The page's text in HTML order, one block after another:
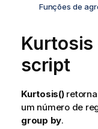
Funções de
script
Kurtosis()retorna
um número de
group by.